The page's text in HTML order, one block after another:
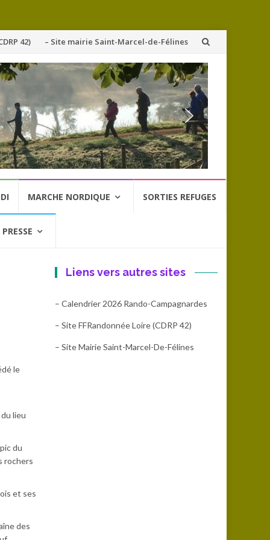
42) – Site mairie Saint-Marcel-de-Félines
MARCHE NORDIQUE SORTIES REFUGES
le
lieu
du
rochers
et ses
des
Liens vers autres sites
– Calendrier 2026 Rando-Campagnardes
– Site FFRandonnée Loire (CDRP 42)
– Site Mairie Saint-Marcel-De-Félines